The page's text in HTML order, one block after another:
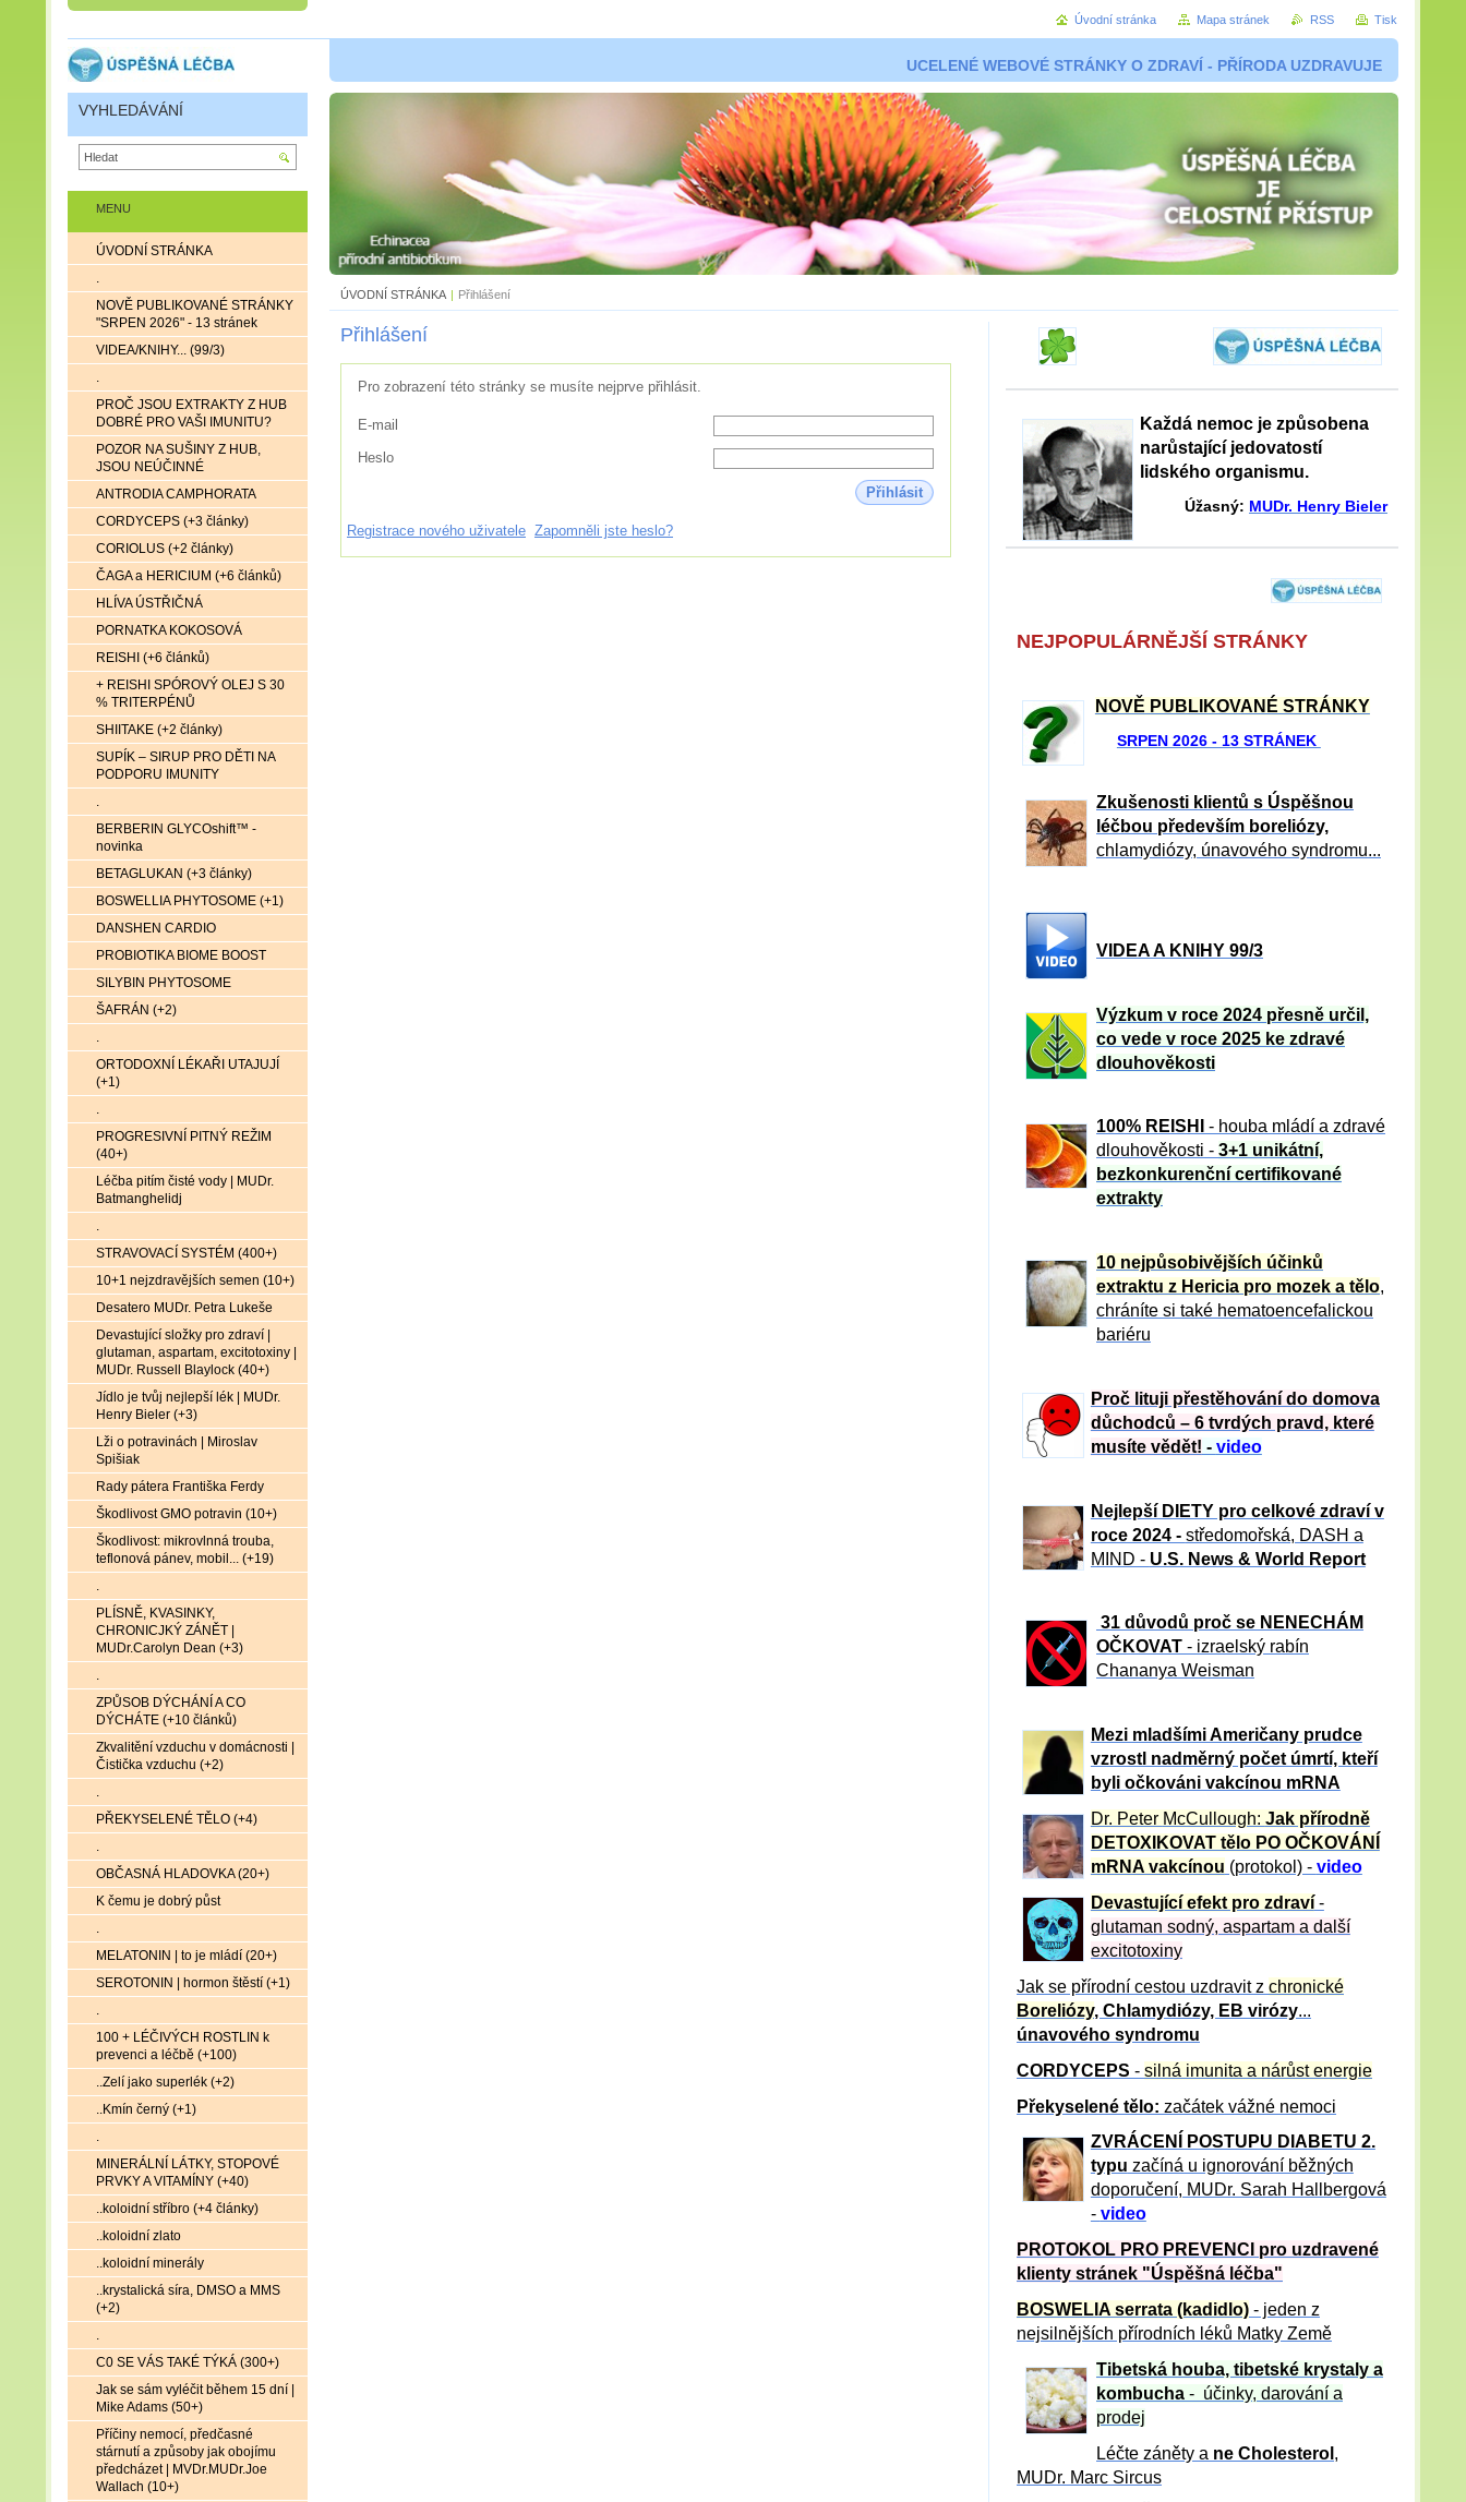
UCELENÉ WEBOVÉ STRÁNKY O ZDRAVÍ - PŘÍRODA UZDRAVUJE
ÚVODNÍ STRÁNKA | Přihlášení
Přihlášení
Pro zobrazení této stránky se musíte nejprve přihlásit.
E-mail
Heslo
Přihlásit
Registrace nového uživatele Zapomněli jste heslo?
Každá nemoc je způsobena
narůstající jedovatostí
lidského organismu.
Úžasný: MUDr. Henry Bieler
NEJPOPULÁRNĚJŠÍ STRÁNKY
NOVĚ PUBLIKOVANÉ STRÁNKY
SRPEN 2026 - 13 STRÁNEK
Zkušenosti klientů s Úspěšnou
léčbou především boreliózy,
chlamydiózy, únavového syndromu...
VIDEA A KNIHY 99/3
Výzkum v roce 2024 přesně určil,
co vede v roce 2025 ke zdravé
dlouhověkosti
100% REISHI
- houba mládí a zdravé
dlouhověkosti - 3+1 unikátní,
bezkonkurenční certifikované
extrakty
10 nejpůsobivějších účinků
extraktu z Hericia pro mozek a tělo,
chráníte si také hematoencefalickou
bariéru
Proč lituji přestěhování do domova
důchodců – 6 tvrdých pravd, které
musíte vědět! - video
Nejlepší DIETY pro celkové zdraví v
roce 2024 - středomořská, DASH a
MIND - U.S. News & World Report
31 důvod ů proč se NENECHÁM
OČKOVAT - izraelský rabín
Chananya Weisman
Mezi mladšími Američany prudce
vzrostl nadměrný počet úmrtí, kteří
byli očkováni vakcínou mRNA
Dr. Peter McCullough: Jak přírodně
DETOXIKOVAT tělo PO OČKOVÁNÍ
mRNA vakcínou (protokol) - video
Devastující efekt pro zdraví-
glutaman sodný, aspartam a další
excitotoxiny
Jak se přírodní cestou uzdravit z chronické
Boreliózy, Chlamydiózy, EB virózy...
únavového syndromu
CORDYCEPS - silná imunita a nárůst energie
Překyselené tělo: začátek vážné nemoci
ZVRÁCE NÍ POSTUPU DIABETU 2.
typu začíná u ignorování běžných
doporučení, MUDr. Sarah Hallbergová
- video
PROTOKOL PRO PREVENCI pro uzdravené
klienty stránek "Úspěšná léčba"
BOSWELIA serrata (kadidlo) - jeden z
nejsilnějších přírodních léků Matky Země
Tibetská houba, tibetské krystaly a
kombucha - účinky, darování a
prodej
Léčte záněty a ne Cholesterol ,
MUDr. Marc Sircus
MENU
ÚVODNÍ STRÁNKA
.
NOVĚ PUBLIKOVANÉ STRÁNKY
"SRPEN 2026" - 13 stránek
VIDEA/KNIHY... (99/3)
.
PROČ JSOU EXTRAKTY Z HUB
DOBRÉ PRO VAŠI IMUNITU?
POZOR NA SUŠINY Z HUB,
JSOU NEÚČINNÉ
ANTRODIA CAMPHORATA
CORDYCEPS (+3 články)
CORIOLUS (+2 články)
ČAGA a HERICIUM (+6 článků)
HLÍVA ÚSTŘIČNÁ
PORNATKA KOKOSOVÁ
REISHI (+6 článků)
+ REISHI SPÓROVÝ OLEJ S 30
% TRITERPÉNŮ
SHIITAKE (+2 články)
SUPÍK – SIRUP PRO DĚTI NA
PODPORU IMUNITY
.
BERBERIN GLYCOshift™ -
novinka
BETAGLUKAN (+3 články)
BOSWELLIA PHYTOSOME (+1)
DANSHEN CARDIO
PROBIOTIKA BIOME BOOST
SILYBIN PHYTOSOME
ŠAFRÁN (+2)
.
ORTODOXNÍ LÉKAŘI UTAJUJÍ
(+1)
.
PROGRESIVNÍ PITNÝ REŽIM
(40+)
Léčba pitím čisté vody | MUDr.
Batmanghelidj
.
STRAVOVACÍ SYSTÉM (400+)
10+1 nejzdravějších semen (10+)
Desatero MUDr. Petra Lukeše
Devastující složky pro zdraví |
glutaman, aspartam, excitotoxiny |
MUDr. Russell Blaylock (40+)
Jídlo je tvůj nejlepší lék | MUDr.
Henry Bieler (+3)
Lži o potravinách | Miroslav
Spišiak
Rady pátera Františka Ferdy
Škodlivost GMO potravin (10+)
Škodlivost: mikrovlnná trouba,
teflonová pánev, mobil... (+19)
.
PLÍSNĚ, KVASINKY,
CHRONICJKÝ ZÁNĚT |
MUDr.Carolyn Dean (+3)
.
ZPŮSOB DÝCHÁNÍ A CO
DÝCHÁTE (+10 článků)
Zkvalitění vzduchu v domácnosti |
Čistička vzduchu (+2)
.
PŘEKYSELENÉ TĚLO (+4)
.
OBČASNÁ HLADOVKA (20+)
K čemu je dobrý půst
.
MELATONIN | to je mládí (20+)
SEROTONIN | hormon štěstí (+1)
.
100 + LÉČIVÝCH ROSTLIN k
prevenci a léčbě (+100)
..Zelí jako superlék (+2)
..Kmín černý (+1)
.
MINERÁLNÍ LÁTKY, STOPOVÉ
PRVKY A VITAMÍNY (+40)
..koloidní stříbro (+4 články)
..koloidní zlato
..koloidní minerály
..krystalická síra, DMSO a MMS
(+2)
.
C0 SE VÁS TAKÉ TÝKÁ (300+)
Jak se sám vyléčit během 15 dní |
Mike Adams (50+)
Příčiny nemocí, předčasné
stárnutí a způsoby jak obojímu
předcházet | MVDr.MUDr.Joe
Wallach (10+)
VYHLEDÁVÁNÍ
Úvodní stránka Mapa stránek RSS Tisk